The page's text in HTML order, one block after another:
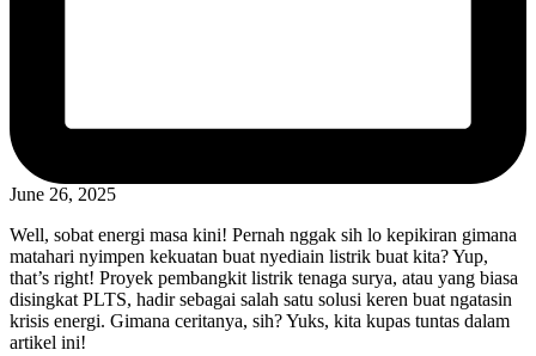
June 26, 2025
Well, sobat energi masa kini! Pernah nggak sih lo kepikiran gimana
matahari nyimpen kekuatan buat nyediain listrik buat kita? Yup,
that’s right! Proyek pembangkit listrik tenaga surya, atau yang biasa
disingkat PLTS, hadir sebagai salah satu solusi keren buat ngatasin
krisis energi. Gimana ceritanya, sih? Yuks, kita kupas tuntas dalam
artikel ini!